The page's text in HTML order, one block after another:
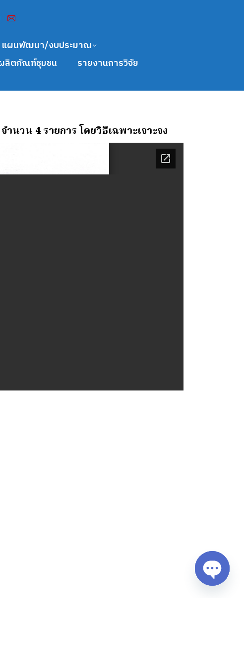
แผนพัฒนา/งบประมาณ
ลิตภัณฑ์ชุมชน
รายงานการวิจัย
นวน 4 รายการ โดยวิธีเฉพาะเจาะจง